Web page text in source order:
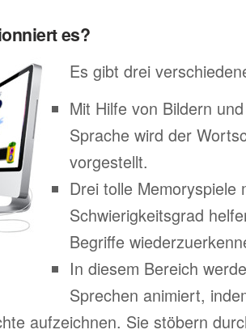
es?
Es gibt drei
Mit Hilfe von Bildern
Sprache wird der
vorgestellt.
Drei tolle Memoryspiele
Schwierigkeitsgrad
Begriffe
In diesem Bereich
Sprechen animiert,
aufzeichnen. Sie stöbern